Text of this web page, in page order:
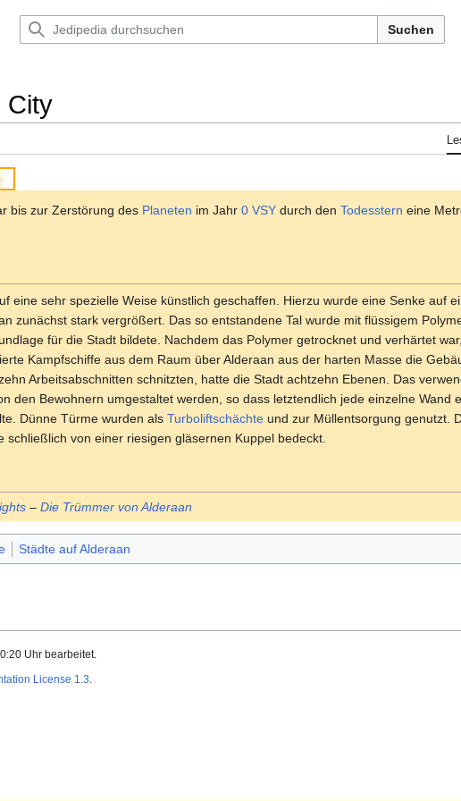
Suchen
City
bis zur Zerstörung des Planeten im Jahr 0 VSY durch den Todesstern eine
eine sehr spezielle Weise künstlich geschaffen. Hierzu wurde eine Senke auf
zunächst stark vergrößert. Das so entstandene Tal wurde mit flüssigem
für die Stadt bildete. Nachdem das Polymer getrocknet und verhärtet war,
Kampfschiffe aus dem Raum über Alderaan aus der harten Masse die
Arbeitsabschnitten schnitzten, hatte die Stadt achtzehn Ebenen. Das
den Bewohnern umgestaltet werden, so dass letztendlich jede einzelne Wand
Dünne Türme wurden als Turboliftschächte und zur Müllentsorgung genutzt.
schließlich von einer riesigen gläsernen Kuppel bedeckt.
–Die Trümmer von Alderaan
Städte auf Alderaan
Uhr bearbeitet.
License 1.3.